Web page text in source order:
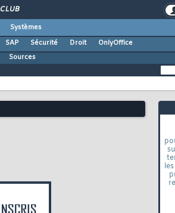
CLUB
Systèmes
SAP Sécurité Droit
OnlyOffice
Sources